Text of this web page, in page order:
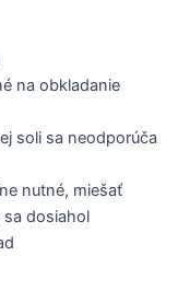
na obkladanie
soli sa neodporúča
nutné, miešať
dosiahol